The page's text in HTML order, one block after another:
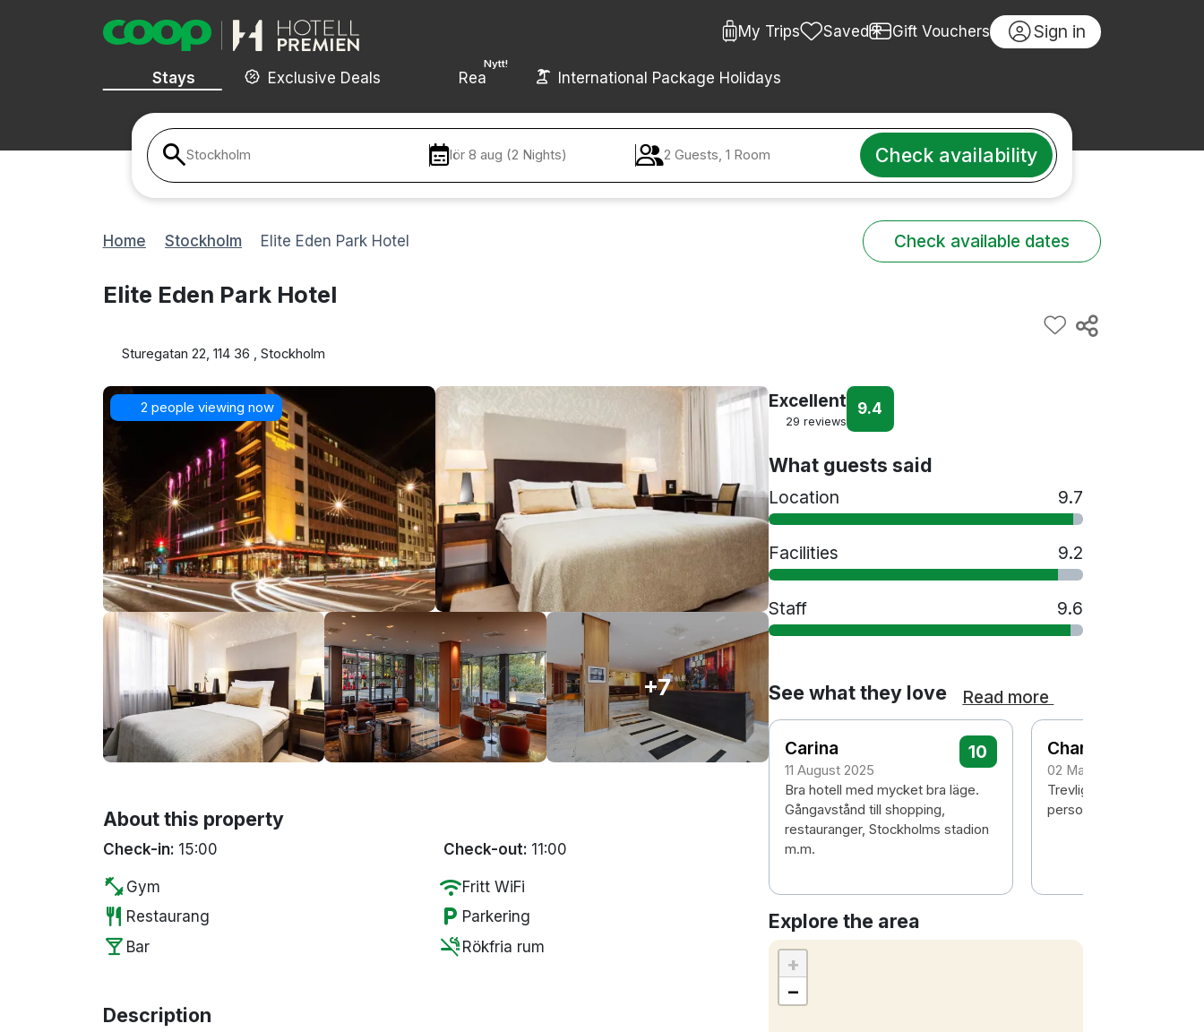
My Trips Saved Gift Vouchers Sign in
Stays Exclusive Deals
Nytt!
Rea International Package Holidays
Stockholm lör 8 aug (2 Nights) 2 Guests, 1 Room Check availability
Home Stockholm Elite Eden Park Hotel Check available dates
Elite Eden Park Hotel
Sturegatan 22, 114 36 , Stockholm
2 people viewing now
+7
About this property
Check-in: 15:00 Check-out: 11:00
fitness_center Gym wifiFritt WiFi
restaurant Restaurang local_parking Parkering
local_bar Bar smoke_free Rökfria rum
Description
Excellent
29 reviews
9.4
What guests said
Location 9.7
Facilities 9.2
Staff 9.6
See what they love Read more
Carina
11 August 2025
10
Bra hotell med mycket bra läge.
Gångavstånd till shopping,
restauranger, Stockholms stadion
m.m.
Charlotta
02 May 2024
Trevlig och
personal. Och god
Explore the area
+
−